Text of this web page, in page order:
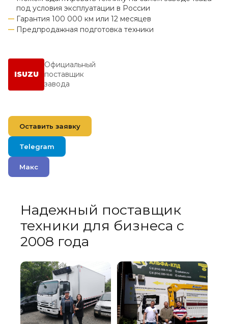
под условия эксплуатации в России
Гарантия 100 000 км или 12 месяцев
Предпродажная подготовка техники
ISUZU
Официальный
поставщик
завода
Оставить заявку
Telegram
Макс
Надежный поставщик
техники для бизнеса с
2008 года